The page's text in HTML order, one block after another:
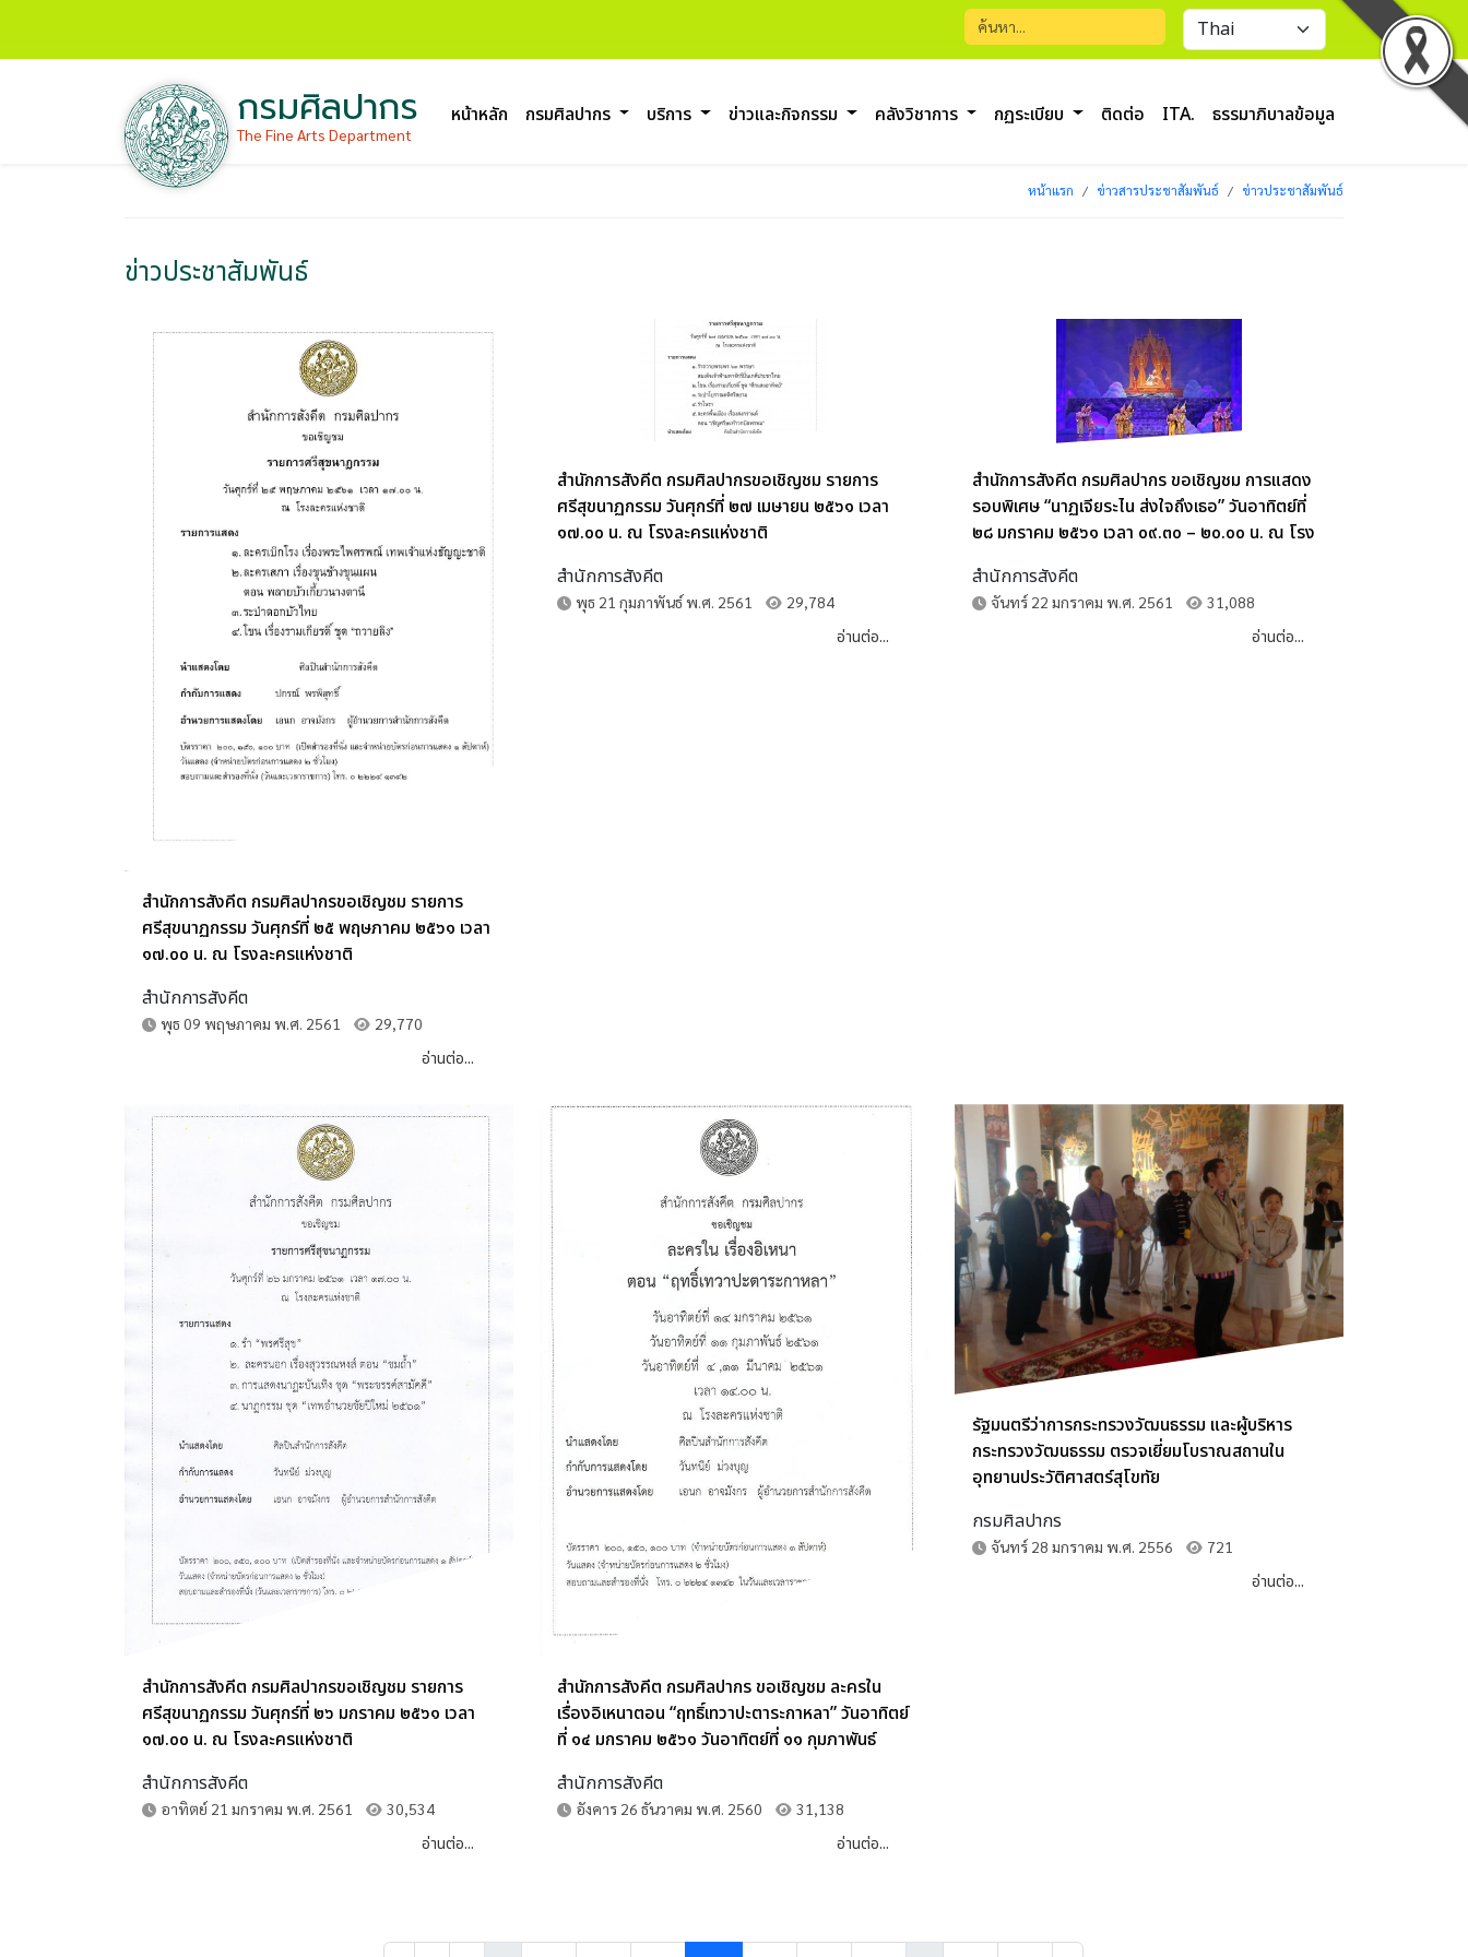
กรมศิลปากร
The Fine Arts Department
หน้าหลัก กรมศิลปากร บริการ ข่าวและกิจกรรม คลังวิชาการ กฏระเบียบ ติดต่อ ITA. ธรรมาภิบาลข้อมูล
หน้าแรก ข่าวสารประชาสัมพันธ์ ข่าวประชาสัมพันธ์
ข่าวประชาสัมพันธ์
สำนักการสังคีต กรมศิลปากรขอเชิญชม รายการ
ศรีสุขนาฏกรรม วันศุกร์ที่ ๒๕ พฤษภาคม ๒๕๖๑ เวลา
๑๗.๐๐ น. ณ โรงละครแห่งชาติ
สำนักการสังคีต
พุธ 09 พฤษภาคม พ.ศ. 2561 29,770
อ่านต่อ...
สำนักการสังคีต กรมศิลปากรขอเชิญชม รายการ
ศรีสุขนาฏกรรม วันศุกร์ที่ ๒๗ เมษายน ๒๕๖๑ เวลา
๑๗.๐๐ น. ณ โรงละครแห่งชาติ
สำนักการสังคีต
พุธ 21 กุมภาพันธ์ พ.ศ. 2561 29,784
อ่านต่อ...
สำนักการสังคีต กรมศิลปากร ขอเชิญชม การแสดง
รอบพิเศษ “นาฏเจียระไน ส่งใจถึงเธอ” วันอาทิตย์ที่
๒๘ มกราคม ๒๕๖๑ เวลา ๐๙.๓๐ – ๒๐.๐๐ น. ณ โรง
สำนักการสังคีต
จันทร์ 22 มกราคม พ.ศ. 2561 31,088
อ่านต่อ...
สำนักการสังคีต กรมศิลปากรขอเชิญชม รายการ
ศรีสุขนาฏกรรม วันศุกร์ที่ ๒๖ มกราคม ๒๕๖๑ เวลา
๑๗.๐๐ น. ณ โรงละครแห่งชาติ
สำนักการสังคีต
อาทิตย์ 21 มกราคม พ.ศ. 2561 30,534
อ่านต่อ...
สำนักการสังคีต กรมศิลปากร ขอเชิญชม ละครใน
เรื่องอิเหนาตอน “ฤทธิ์เทวาปะตาระกาหลา” วันอาทิตย์
ที่ ๑๔ มกราคม ๒๕๖๑ วันอาทิตย์ที่ ๑๑ กุมภาพันธ์
น. ณ โรงละครแห่งชาติ
สำนักการสังคีต
อังคาร 26 ธันวาคม พ.ศ. 2560 31,138
อ่านต่อ...
รัฐมนตรีว่าการกระทรวงวัฒนธรรม และผู้บริหาร
กระทรวงวัฒนธรรม ตรวจเยี่ยมโบราณสถานใน
อุทยานประวัติศาสตร์สุโขทัย
กรมศิลปากร
จันทร์ 28 มกราคม พ.ศ. 2556 721
อ่านต่อ...